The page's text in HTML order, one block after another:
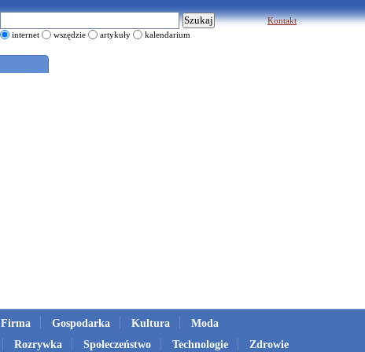
internet wszędzie artykuły kalendarium
Kontakt
Firma Gospodarka Kultura
Moda
Rozrywka Społeczeństwo Technologie Zdrowie